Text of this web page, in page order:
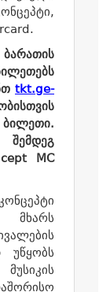
tkt.ge-
ბილეთი.
MC
უწყობს